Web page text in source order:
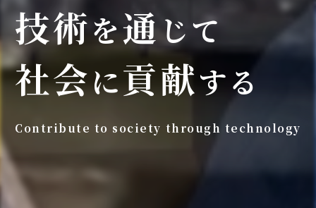
技術を通じて
社会に貢献する
Contribute to society through technology